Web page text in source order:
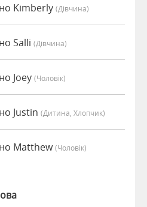
Kimberly (дівчина)
Salli (дівчина)
Joey (чоловік)
Justin (дитина, Хлопчик)
Matthew(чоловік)